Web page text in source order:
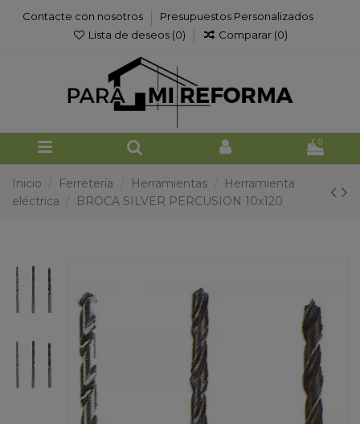
Contacte con nosotros
Presupuestos Personalizados
Lista de deseos (0) Comparar (0)
0
Inicio Ferretería Herramientas
Herramienta
eléctrica
BROCA SILVER PERCUSION 10x120